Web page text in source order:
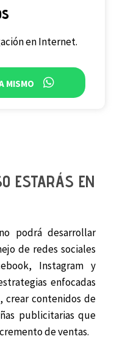
en Internet.
MISMO
ESTARÁS EN
podrá desarrollar
de redes sociales
Instagram y
enfocadas
crear contenidos de
publicitarias que
de ventas.